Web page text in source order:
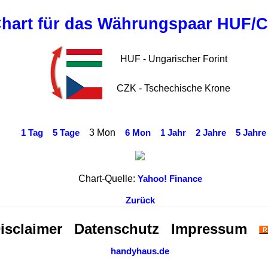
für das Währungspaar HUF/
HUF - Ungarischer Forint
CZK - Tschechische Krone
1 Tag 5 Tage 3 Mon 6 Mon 1 Jahr 2 Jahre 5 Jahre
Chart-Quelle: Yahoo! Finance
Zurück
Datenschutz Impressum
handyhaus.de